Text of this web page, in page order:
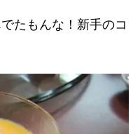
たもんな！新手のコ